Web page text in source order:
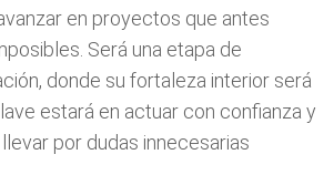
en proyectos que antes
Será una etapa de
donde su fortaleza interior será
estará en actuar con confianza y
por dudas innecesarias